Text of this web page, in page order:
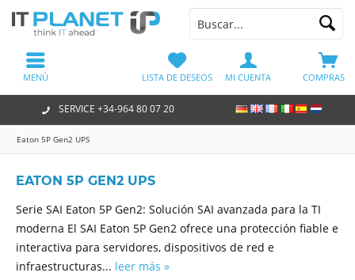
SERVICE +34-964 80 07 20
COMPRAS
LISTA DE DESEOS MI CUENTA
MENÚ
Eaton 5P Gen2 UPS
EATON 5P GEN2 UPS
Serie SAI Eaton 5P Gen2: Solución SAI avanzada para la TI
moderna El SAI Eaton 5P Gen2 ofrece una protección fiable e
interactiva para servidores, dispositivos de red e
infraestructuras... leer más »